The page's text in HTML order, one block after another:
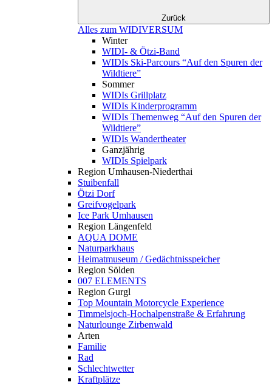
Zurück
Alles zum WIDIVERSUM
Winter
WIDI- & Ötzi-Band
WIDIs Ski-Parcours “Auf den Spuren der
Wildtiere”
Sommer
WIDIs Grillplatz
WIDIs Kinderprogramm
WIDIs Themenweg “Auf den Spuren der
Wildtiere”
WIDIs Wandertheater
Ganzjährig
WIDIs Spielpark
Region Umhausen-Niederthai
Stuibenfall
Ötzi Dorf
Greifvogelpark
Ice Park Umhausen
Region Längenfeld
AQUA DOME
Naturparkhaus
Heimatmuseum / Gedächtnisspeicher
Region Sölden
007 ELEMENTS
Region Gurgl
Top Mountain Motorcycle Experience
Timmelsjoch-Hochalpenstraße & Erfahrung
Naturlounge Zirbenwald
Arten
Familie
Rad
Schlechtwetter
Kraftplätze